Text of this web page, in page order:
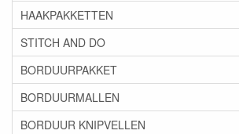
HAAKPAKKETTEN
STITCH AND DO
BORDUURPAKKET
BORDUURMALLEN
BORDUUR KNIPVELLEN